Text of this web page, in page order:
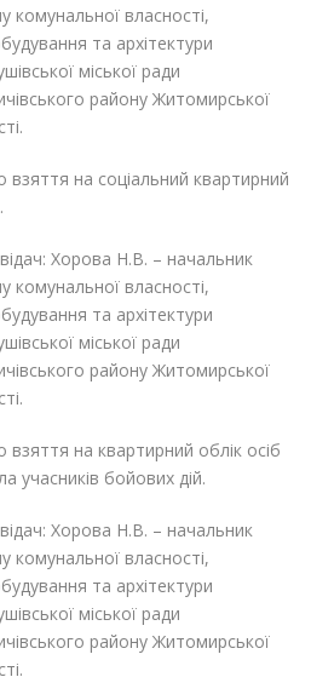
комунальної власності,
та архітектури
міської ради
району Житомирської
взяття на соціальний квартирний
Хорова Н.В. – начальник
комунальної власності,
та архітектури
міської ради
району Житомирської
взяття на квартирний облік осіб
учасників бойових дій.
Хорова Н.В. – начальник
комунальної власності,
та архітектури
міської ради
району Житомирської